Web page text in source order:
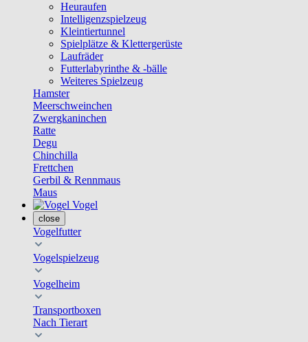
Heuraufen
Intelligenzspielzeug
Kleintiertunnel
Spielplätze & Klettergerüste
Laufräder
Futterlabyrinthe & -bälle
Weiteres Spielzeug
Hamster
Meerschweinchen
Zwergkaninchen
Ratte
Degu
Chinchilla
Frettchen
Gerbil & Rennmaus
Maus
Vogel
close
Vogelfutter
Vogelspielzeug
Vogelheim
Transportboxen
Nach Tierart